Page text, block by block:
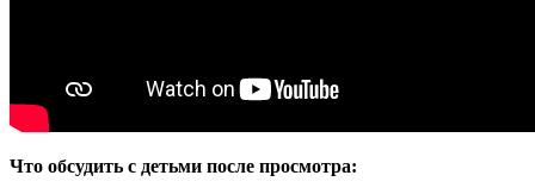
Что обсудить с детьми после просмотра: